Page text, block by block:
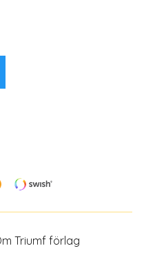
Triumf förlag